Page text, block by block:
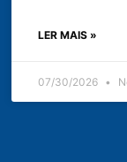
LER MAIS »
07/30/2026